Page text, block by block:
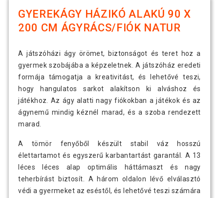
GYEREKÁGY HÁZIKÓ ALAKÚ 90 X
200 CM ÁGYRÁCS/FIÓK NATUR
A játszóházi ágy örömet, biztonságot és teret hoz a
gyermek szobájába a képzeletnek. A játszóház eredeti
formája támogatja a kreativitást, és lehetővé teszi,
hogy hangulatos sarkot alakítson ki alváshoz és
játékhoz. Az ágy alatti nagy fiókokban a játékok és az
ágynemű mindig kéznél marad, és a szoba rendezett
marad.
A tömör fenyőből készült stabil váz hosszú
élettartamot és egyszerű karbantartást garantál. A 13
léces léces alap optimális háttámaszt és nagy
teherbírást biztosít. A három oldalon lévő elválasztó
védi a gyermeket az eséstől, és lehetővé teszi számára